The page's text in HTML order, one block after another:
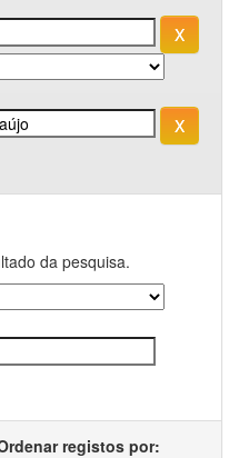
da pesquisa.
registos por: